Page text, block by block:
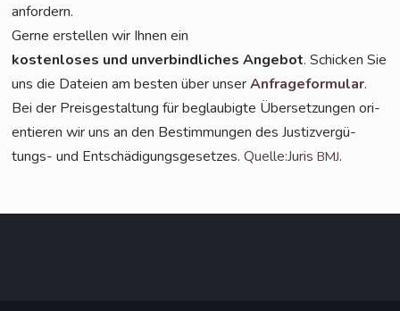
anfordern.
Ger­ne erstel­len wir Ihnen ein
kos­ten­lo­ses und unver­bind­li­ches Ange­bot. Schi­cken Sie
uns die Datei­en am bes­ten über unserAnfra­ge­for­mu­lar.
Bei der Preis­ge­stal­tung für beglau­big­te Über­set­zun­gen ori­
en­tie­ren wir uns an den Bestim­mun­gen des Jus­tiz­ver­gü­
tungs- und Ent­schä­di­gungs­ge­set­zes.Quelle:JurisBMJ.